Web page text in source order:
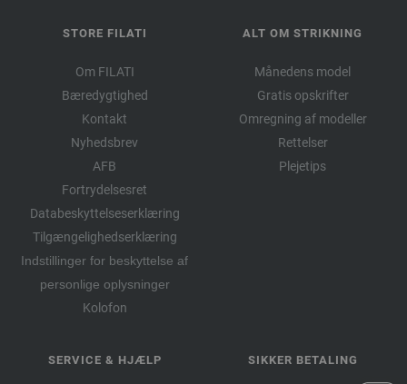
STORE FILATI
Om FILATI
Bæredygtighed
Kontakt
Nyhedsbrev
AFB
Fortrydelsesret
Databeskyttelseserklæring
Tilgængelighedserklæring
Indstillinger for beskyttelse af
personlige oplysninger
Kolofon
ALT OM STRIKNING
Månedens model
Gratis opskrifter
Omregning af modeller
Rettelser
Plejetips
SERVICE & HJÆLP SIKKER BETALING